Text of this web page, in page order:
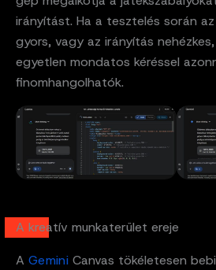
irányítást. Ha a tesztelés során
gyors, vagy az irányítás
egyetlen mondatos kéréssel
finomhangolhatók.
A kreatív munkaterület ereje
A GeminiCanvas tökéletesen